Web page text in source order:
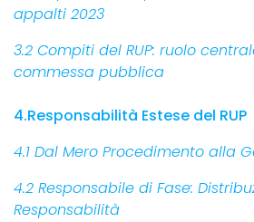
appalti 2023
3.2 Compiti del RUP: ruolo
commessa pubblica
4.Responsabilità Estese del RUP
4.1 Dal Mero Procedimento alla
4.2 Responsabile di Fase:
Responsabilità